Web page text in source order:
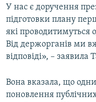
У нас є доручення
підготовки плану
які проводитимуться
Від держорганів ми
відповіді», – заявила
Вона вказала, що
поновлення